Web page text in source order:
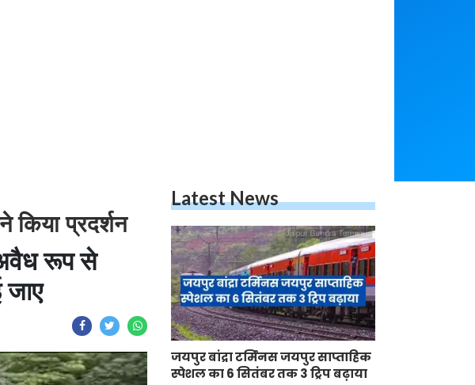
प्रदर्शन
अवैध रूप से
जाए
Latest News
जयपुर बांद्रा टर्मिनस जयपुर साप्ताहिक
स्पेशल का 6 सितंबर तक 3 ट्रिप बढ़ाया